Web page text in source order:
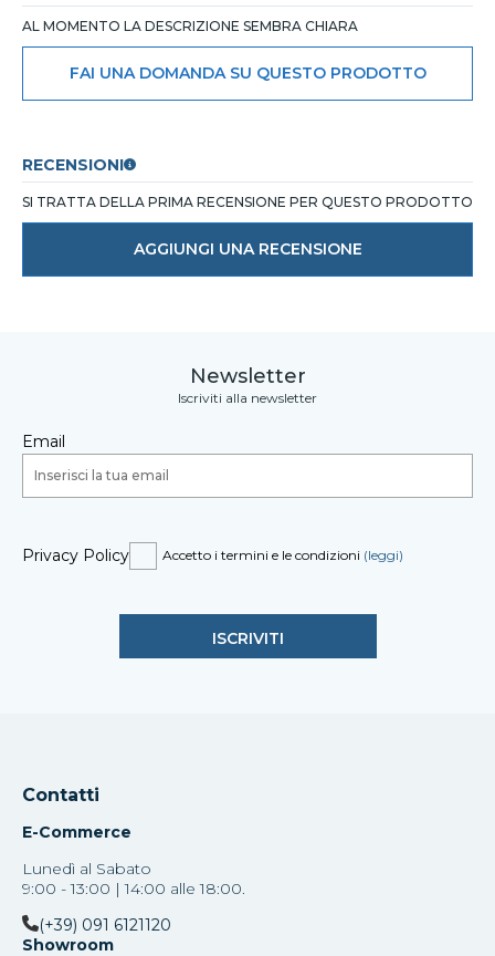
AL MOMENTO LA DESCRIZIONE SEMBRA CHIARA
FAI UNA DOMANDA SU QUESTO PRODOTTO
RECENSIONI
SI TRATTA DELLA PRIMA RECENSIONE PER QUESTO PRODOTTO
AGGIUNGI UNA RECENSIONE
Newsletter
Iscriviti alla newsletter
Email
Privacy Policy Accetto i termini e le condizioni (leggi)
Contatti
E-Commerce
Lunedì al Sabato
9:00 - 13:00 | 14:00 alle 18:00.
(+39) 091 6121120
Showroom